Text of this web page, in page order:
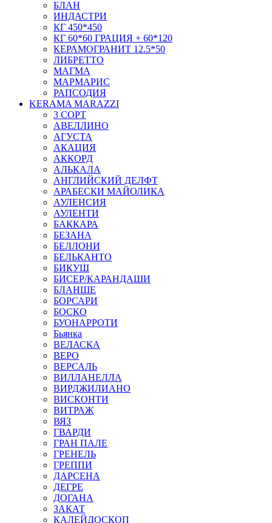
БЛАН
ИНДАСТРИ
КГ 450*450
КГ 60*60 ГРАЦИЯ + 60*120
КЕРАМОГРАНИТ 12.5*50
ЛИБРЕТТО
МАГМА
МАРМАРИС
РАПСОДИЯ
KERAMA MARAZZI
3 СОРТ
АВЕЛЛИНО
АГУСТА
АКАЦИЯ
АККОРД
АЛЬКАЛА
АНГЛИЙСКИЙ ДЕЛФТ
АРАБЕСКИ МАЙОЛИКА
АУЛЕНСИЯ
АУЛЕНТИ
БАККАРА
БЕЗАНА
БЕЛЛОНИ
БЕЛЬКАНТО
БИКУШ
БИСЕР/КАРАНДАШИ
БЛАНШЕ
БОРСАРИ
БОСКО
БУОНАРРОТИ
Бьянка
ВЕЛАСКА
ВЕРО
ВЕРСАЛЬ
ВИЛЛАНЕЛЛА
ВИРДЖИЛИАНО
ВИСКОНТИ
ВИТРАЖ
ВЯЗ
ГВАРДИ
ГРАН ПАЛЕ
ГРЕНЕЛЬ
ГРЕППИ
ДАРСЕНА
ДЕГРЕ
ДОГАНА
ЗАКАТ
КАЛЕЙДОСКОП